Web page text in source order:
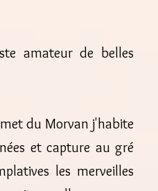
amateur de belles
du Morvan j'habite
et capture au gré
les merveilles